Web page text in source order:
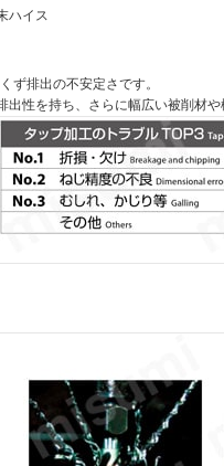
ハイス
ず排出の不安定さです。
出性を持ち、さらに幅広い被削材